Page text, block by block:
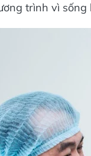
trình vì sống